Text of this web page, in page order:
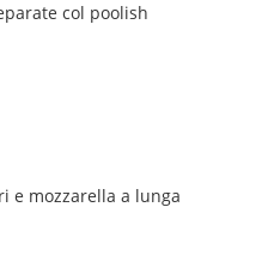
col poolish
e mozzarella a lunga